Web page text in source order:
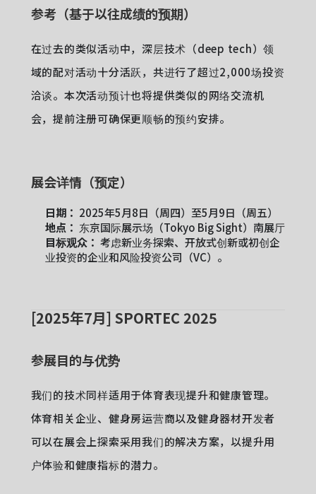
参考（基于以往成绩的预期）
在过去的类似活动中，深层技术（deep tech）领
域的配对活动十分活跃，共进行了超过2,000场投资
洽谈。本次活动预计也将提供类似的网络交流机
会，提前注册可确保更顺畅的预约安排。
展会详情（预定）
日期： 2025年5月8日（周四）至5月9日（周五）
地点： 东京国际展示场（Tokyo Big Sight）南展厅
目标观众： 考虑新业务探索、开放式创新或初创企
业投资的企业和风险投资公司（VC）。
[2025年7月] SPORTEC 2025
参展目的与优势
我们的技术同样适用于体育表现提升和健康管理。
体育相关企业、健身房运营商以及健身器材开发者
可以在展会上探索采用我们的解决方案，以提升用
户体验和健康指标的潜力。